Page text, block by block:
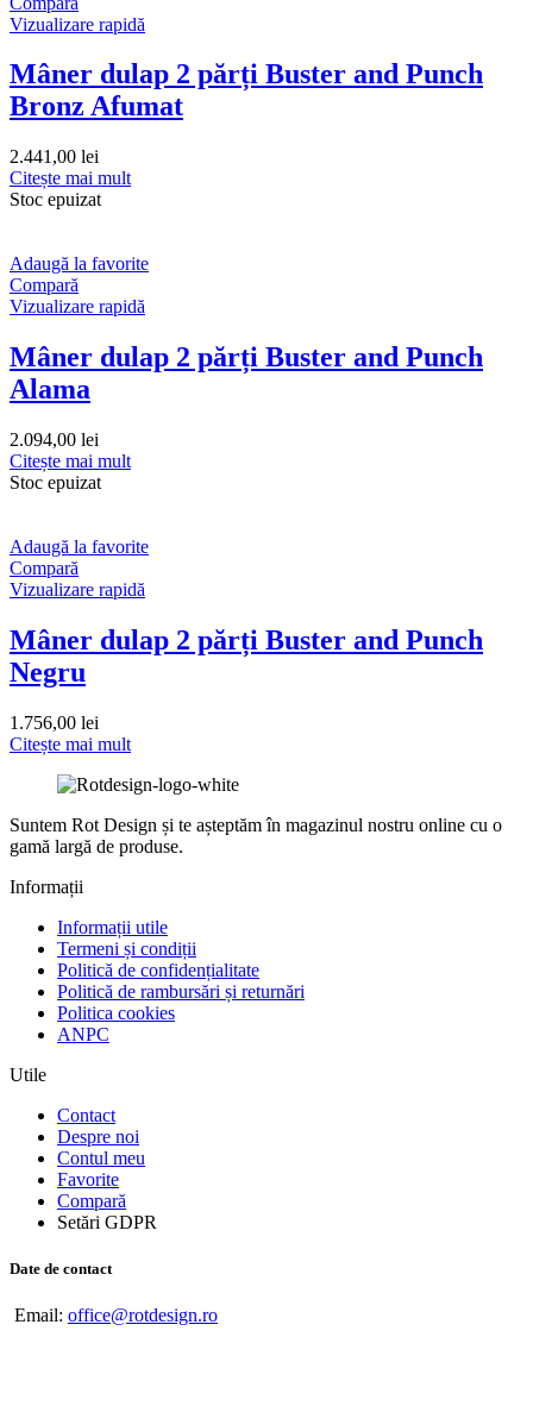
Vizualizare rapidă
Mâner dulap 2 părți Buster and Punch
Bronz Afumat
2.441,00 lei
Citește mai mult
Stoc epuizat
Adaugă la favorite
Compară
Vizualizare rapidă
Mâner dulap 2 părți Buster and Punch
Alama
2.094,00 lei
Citește mai mult
Stoc epuizat
Adaugă la favorite
Compară
Vizualizare rapidă
Mâner dulap 2 părți Buster and Punch
Negru
1.756,00 lei
Citește mai mult
Suntem Rot Design și te așteptăm în magazinul nostru online cu o
gamă largă de produse.
Informații
Informații utile
Termeni și condiții
Politică de confidențialitate
Politică de rambursări și returnări
Politica cookies
ANPC
Utile
Contact
Despre noi
Contul meu
Favorite
Compară
Setări GDPR
Date de contact
Email: office@rotdesign.ro